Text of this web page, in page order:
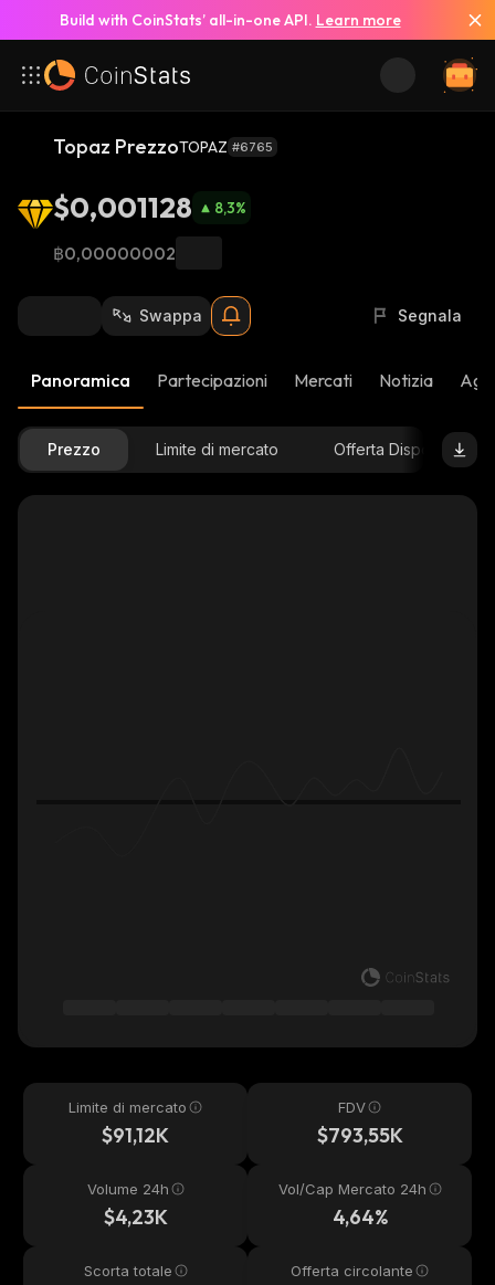
Build with CoinStats’ all-in-one API. Learn more
Topaz PrezzoTOPAZ #6765
$0,001128 8,3%
฿0,00000002
Swappa Segnala
Panoramica Partecipazioni Mercati Notizia
Prezzo Limite di mercato Offerta Disponibile
Limite di mercato
$91,12K
FDV
$793,55K
Volume 24h
$4,23K
Vol/Cap Mercato 24h
4,64%
Scorta totale Offerta circolante